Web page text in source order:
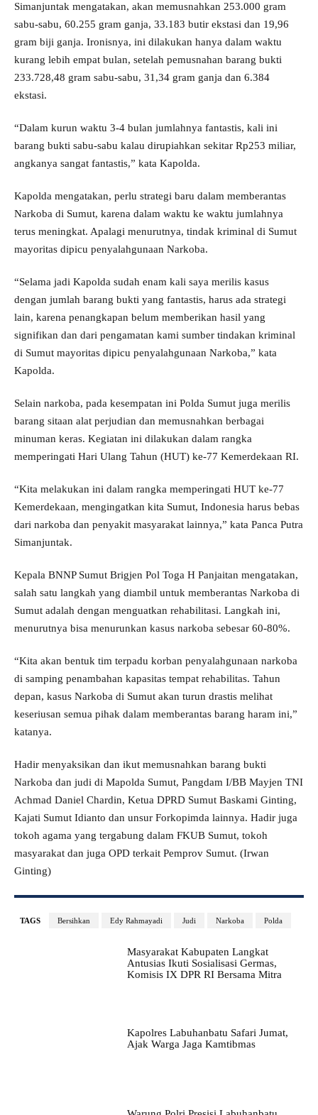
Simanjuntak mengatakan, akan memusnahkan 253.000 gram
sabu-sabu, 60.255 gram ganja, 33.183 butir ekstasi dan 19,96
gram biji ganja. Ironisnya, ini dilakukan hanya dalam waktu
kurang lebih empat bulan, setelah pemusnahan barang bukti
233.728,48 gram sabu-sabu, 31,34 gram ganja dan 6.384
ekstasi.
“Dalam kurun waktu 3-4 bulan jumlahnya fantastis, kali ini
barang bukti sabu-sabu kalau dirupiahkan sekitar Rp253 miliar,
angkanya sangat fantastis,” kata Kapolda.
Kapolda mengatakan, perlu strategi baru dalam memberantas
Narkoba di Sumut, karena dalam waktu ke waktu jumlahnya
terus meningkat. Apalagi menurutnya, tindak kriminal di Sumut
mayoritas dipicu penyalahgunaan Narkoba.
“Selama jadi Kapolda sudah enam kali saya merilis kasus
dengan jumlah barang bukti yang fantastis, harus ada strategi
lain, karena penangkapan belum memberikan hasil yang
signifikan dan dari pengamatan kami sumber tindakan kriminal
di Sumut mayoritas dipicu penyalahgunaan Narkoba,” kata
Kapolda.
Selain narkoba, pada kesempatan ini Polda Sumut juga merilis
barang sitaan alat perjudian dan memusnahkan berbagai
minuman keras. Kegiatan ini dilakukan dalam rangka
memperingati Hari Ulang Tahun (HUT) ke-77 Kemerdekaan RI.
“Kita melakukan ini dalam rangka memperingati HUT ke-77
Kemerdekaan, mengingatkan kita Sumut, Indonesia harus bebas
dari narkoba dan penyakit masyarakat lainnya,” kata Panca Putra
Simanjuntak.
Kepala BNNP Sumut Brigjen Pol Toga H Panjaitan mengatakan,
salah satu langkah yang diambil untuk memberantas Narkoba di
Sumut adalah dengan menguatkan rehabilitasi. Langkah ini,
menurutnya bisa menurunkan kasus narkoba sebesar 60-80%.
“Kita akan bentuk tim terpadu korban penyalahgunaan narkoba
di samping penambahan kapasitas tempat rehabilitas. Tahun
depan, kasus Narkoba di Sumut akan turun drastis melihat
keseriusan semua pihak dalam memberantas barang haram ini,”
katanya.
Hadir menyaksikan dan ikut memusnahkan barang bukti
Narkoba dan judi di Mapolda Sumut, Pangdam I/BB Mayjen TNI
Achmad Daniel Chardin, Ketua DPRD Sumut Baskami Ginting,
Kajati Sumut Idianto dan unsur Forkopimda lainnya. Hadir juga
tokoh agama yang tergabung dalam FKUB Sumut, tokoh
masyarakat dan juga OPD terkait Pemprov Sumut. (Irwan
Ginting)
TAGS Bersihkan Edy Rahmayadi Judi Narkoba Polda
Masyarakat Kabupaten Langkat
Antusias Ikuti Sosialisasi Germas,
Komisis IX DPR RI Bersama Mitra
Kapolres Labuhanbatu Safari Jumat,
Ajak Warga Jaga Kamtibmas